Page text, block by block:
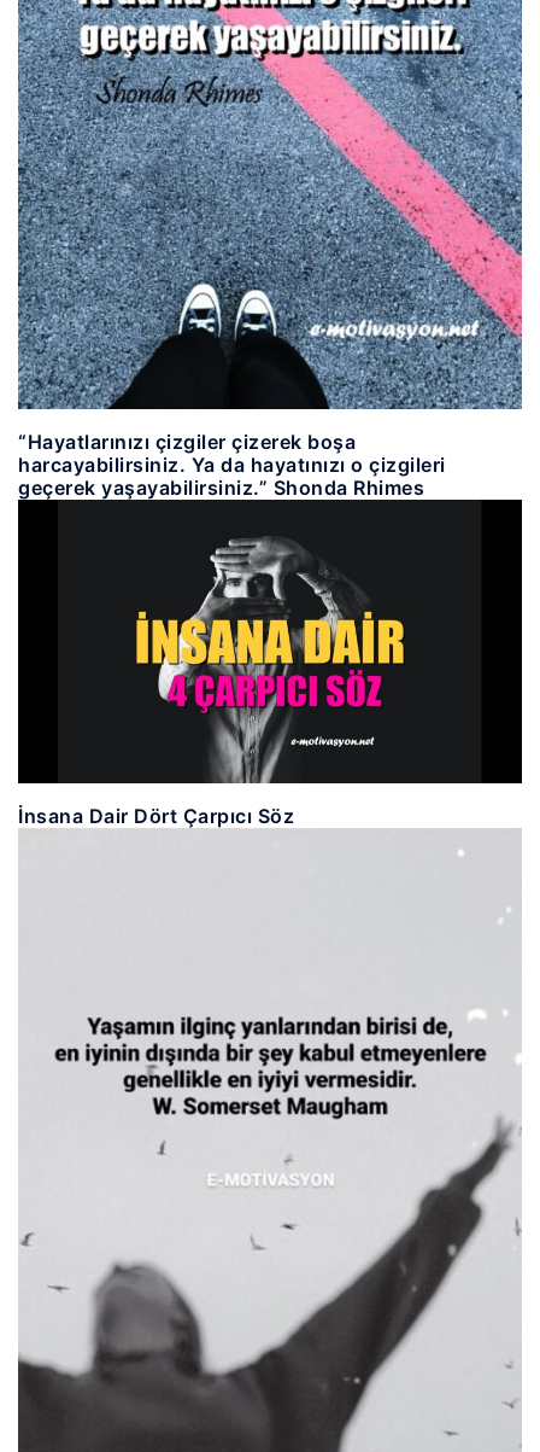
“Hayatlarınızı çizgiler çizerek boşa
harcayabilirsiniz. Ya da hayatınızı o çizgileri
geçerek yaşayabilirsiniz.” Shonda Rhimes
İnsana Dair Dört Çarpıcı Söz